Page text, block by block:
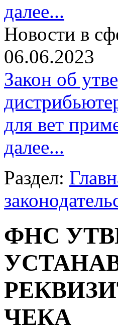
далее...
Новости в
06.06.2023
Закон об
для вет
далее...
Раздел:
ФНС
ЧЕКА